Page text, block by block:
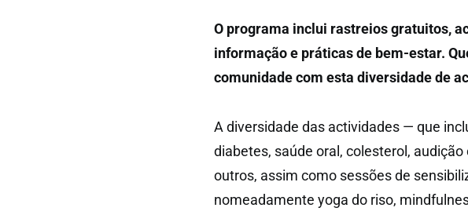
O programa inclui rastreios gratuitos,
informação e práticas de bem-estar.
comunidade com esta diversidade de
A diversidade das actividades — que
diabetes, saúde oral, colesterol,
outros, assim como sessões de
nomeadamente yoga do riso,